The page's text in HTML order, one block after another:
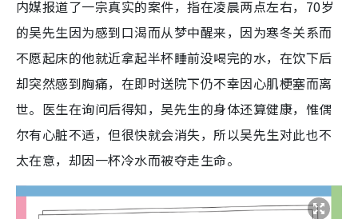
内媒报道了一宗真实的案件，指在凌晨两点左右，70岁
的吴先生因为感到口渴而从梦中醒来，因为寒冬关系而
不愿起床的他就近拿起半杯睡前没喝完的水，在饮下后
却突然感到胸痛，在即时送院下仍不幸因心肌梗塞而离
世。医生在询问后得知，吴先生的身体还算健康，惟偶
尔有心脏不适，但很快就会消失，所以吴先生对此也不
太在意，却因一杯冷水而被夺走生命。